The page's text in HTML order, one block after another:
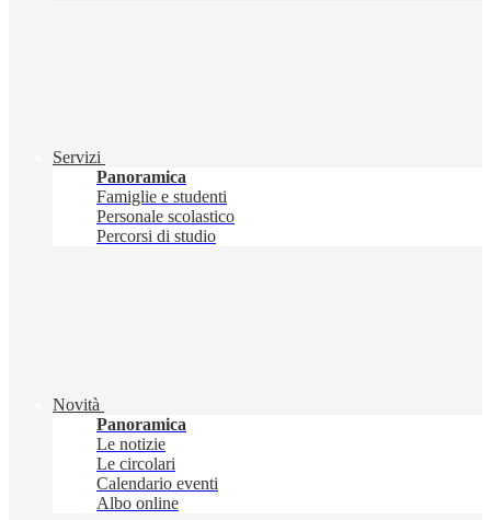
Servizi
Panoramica
Famiglie e studenti
Personale scolastico
Percorsi di studio
Novità
Panoramica
Le notizie
Le circolari
Calendario eventi
Albo online